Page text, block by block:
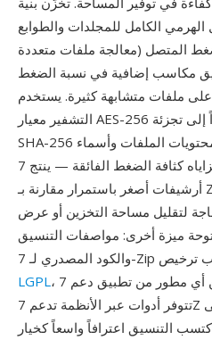
الكامل للمجلدات والطوابع
المتصل (معالجة ملفات متعددة
مكاسب إضافية في نسبة الضغط
ملفات متشابهة كثيرة. يستخدم
التشفير معيار AES-256 مع اشتقاق المفاتيح استناداً إلى تجزئة
SHA-256 التكرارية، ويمكن تشفير محتويات الملفات وأسماء
الملفات معاً. من أبرز مزاياه كثافة الضغط الفائقة — ينتج 7Z
أرشيفات أصغر باستمرار مقارنة بـ ZIP أو RAR في معظم أنواع
لتقليل مساحة التخزين أو عرض
ميزة أخرى: مواصفات التنسيق
LGPL، مما يمكّن أي مطور من تطبيق دعم 7Z دون قيود ترخيص.
تتوفر أدوات عبر الأنظمة تدعم 7Z على Windows وmacOS وLinux
التنسيق اعترافاً واسعاً كخيار